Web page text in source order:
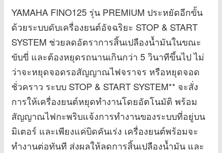
YAMAHA FINO125 รุ่น PREMIUM ประหยัดอีกขั้น
ด้วยระบบดับเครื่องยนต์อัจฉริยะ STOP & START
SYSTEM ช่วยลดอัตราการสิ้นเปลืองน้ำมันในขณะ
ขับขี่ และต้องหยุดรถนานเกินกว่า 5 วินาทีขึ้นไป ไม่
ว่าจะหยุดจอดรอสัญญาณไฟจราจร หรือหยุดจอด
ชั่วคราว ระบบ STOP & START SYSTEM** จะสั่ง
การให้เครื่องยนต์หยุดทำงานโดยอัตโนมัติ พร้อม
สัญญาณไฟกะพริบแจ้งการทำงานของระบบที่อยู่บน
มิเตอร์ และเพียงแค่บิดคันเร่ง เครื่องยนต์พร้อมจะ
ทำงานต่อทันที ส่งผลให้ลดการสิ้นเปลืองน้ำมัน และ